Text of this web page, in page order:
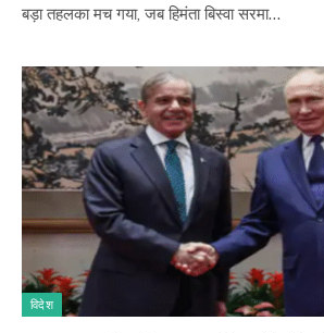
बड़ा तहलका मच गया, जब हिमंता बिस्वा सरमा…
विदेश